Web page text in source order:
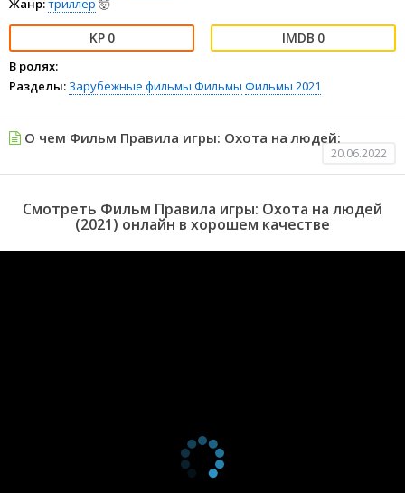
Жанр:триллер 🤯
0 0
В ролях:
Разделы: Зарубежные фильмы Фильмы Фильмы 2021
О чем Фильм Правила игры: Охота на людей:
20.06.2022
Смотреть Фильм Правила игры: Охота на людей
(2021) онлайн в хорошем качестве